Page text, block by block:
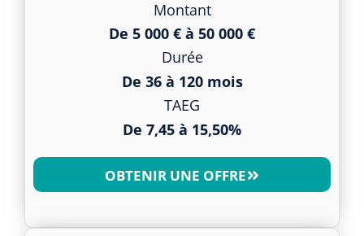
Montant
De 5 000 € à 50 000 €
Durée
De 36 à 120 mois
TAEG
De 7,45 à 15,50%
OBTENIR UNE OFFRE